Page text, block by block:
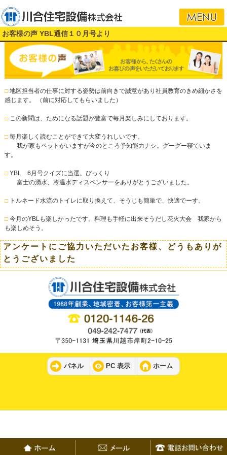
お客様の声 YBL通信１０月号より
□地区担当者の仕事に対する姿勢は前向きで誠意があり社員教育のきめ細かさを
感じます。 （前に対応してもらいました）
□この新聞は、ためになる話題が豊富で毎月楽しみにしております。
□毎月楽しく読むことができて大変うれしいです。
我が家もペットがいますが今のところ予知能力ナシ。グーグー寝ていま
す。
□YBL 6月号クイズに当選。びっくり
富士の湧水、冷温水ディスペンサーをありがとうございました。
□トルネード水流のトイレに取り換えて、そうじも簡単で、快適でーす。
□今月のYBLも楽しかったです。料理も手軽に出来そうだし花火大会 我家から
も楽しめそう。
アンケートにご協力いただいたお客様、どうもありが
とうございました
パネル PC 表示 ホーム